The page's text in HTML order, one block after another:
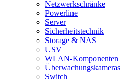
Netzwerkschränke
Powerline
Server
Sicherheitstechnik
Storage & NAS
USV
WLAN-Komponenten
Überwachungskameras
Switch